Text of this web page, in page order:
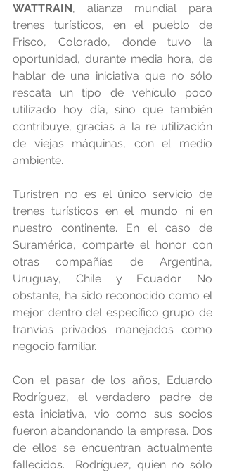
WATTRAIN, alianza mundial para
trenes turísticos, en el pueblo de
Frisco, Colorado, donde tuvo la
oportunidad, durante media hora, de
hablar de una iniciativa que no sólo
rescata un tipo de vehículo poco
utilizado hoy día, sino que también
contribuye, gracias a la re utilización
de viejas máquinas, con el medio
ambiente.
Turistren no es el único servicio de
trenes turísticos en el mundo ni en
nuestro continente. En el caso de
Suramérica, comparte el honor con
otras compañías de Argentina,
Uruguay, Chile y Ecuador. No
obstante, ha sido reconocido como el
mejor dentro del específico grupo de
tranvías privados manejados como
negocio familiar.
Con el pasar de los años, Eduardo
Rodríguez, el verdadero padre de
esta iniciativa, vio como sus socios
fueron abandonando la empresa. Dos
de ellos se encuentran actualmente
fallecidos.  Rodríguez, quien no sólo